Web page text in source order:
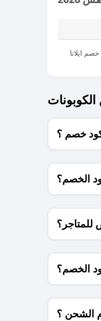
ايلاتا
خصم ؟
الخصم؟
الخصم؟
الشحن ؟